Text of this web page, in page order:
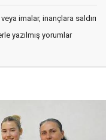
imalar, inançlara saldırı
yazılmış yorumlar